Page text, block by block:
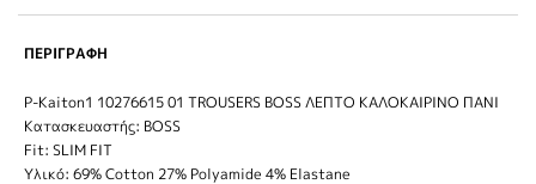
ΠΕΡΙΓΡΑΦΗ
P-Kaiton1 10276615 01 TROUSERS BOSS ΛΕΠΤΟ ΚΑΛΟΚΑΙΡΙΝΟ ΠΑΝΙ
Κατασκευαστής: BOSS
Fit: SLIM FIT
Υλικό: 69% Cotton 27% Polyamide 4% Elastane